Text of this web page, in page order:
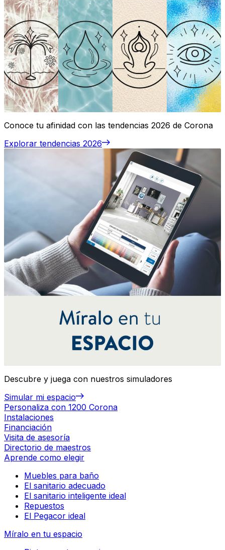
Conoce tu afinidad con las tendencias 2026 de Corona
Explorar tendencias 2026
Descubre y juega con nuestros simuladores
Simular mi espacio
Personaliza con 1200 Corona
Instalaciones
Financiación
Visita de asesoría
Directorio de maestros
Aprende como elegir
Muebles para baño
El sanitario adecuado
El sanitario inteligente ideal
Repuestos
El Pegacor ideal
Míralo en tu espacio